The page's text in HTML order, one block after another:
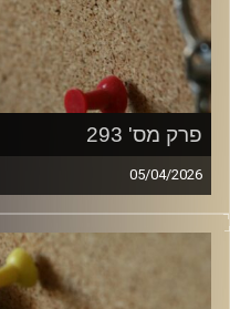
פרק מס' 293
05/04/2026
קלאסיקות רוק עם אורן הוף.
włodi